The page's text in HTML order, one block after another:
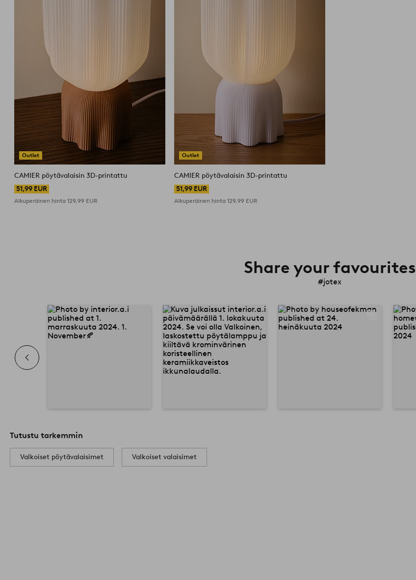
Outlet
CAMIER pöytävalaisin 3D-printattu
51,99 EUR
Alkuperäinen hinta129,99 EUR
Outlet
CAMIER pöytävalaisin 3D-printattu
51,99 EUR
Alkuperäinen hinta129,99 EUR
Share your favourites
#jotex
Tutustu tarkemmin
Valkoiset pöytävalaisimet Valkoiset valaisimet